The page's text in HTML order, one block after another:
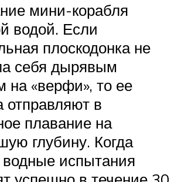
мини-корабля
водой. Если
плоскодонка не
себя дырявым
на «верфи», то ее
отправляют в
плавание на
глубину. Когда
испытания